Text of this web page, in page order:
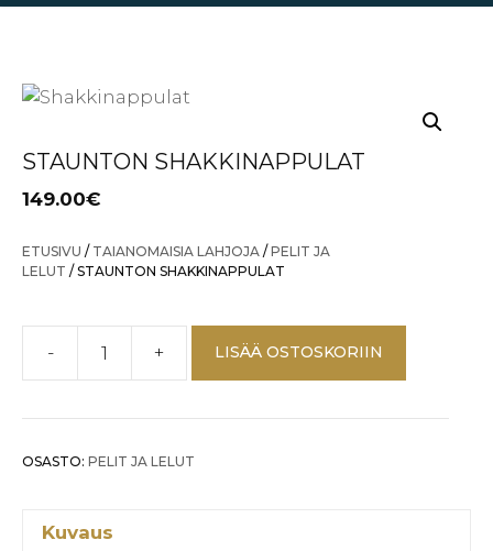
STAUNTON SHAKKINAPPULAT
149.00€
ETUSIVU / TAIANOMAISIA LAHJOJA /PELIT JA
LELUT / STAUNTON SHAKKINAPPULAT
-
STAUNTON
määrä
+ LISÄÄ OSTOSKORIIN
OSASTO: PELIT JA LELUT
Kuvaus